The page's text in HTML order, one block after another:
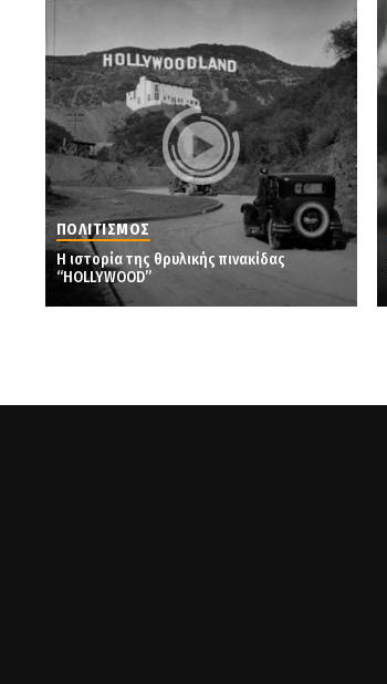
ΠΟΛΙΤΙΣΜΟΣ
Η ιστορία της θρυλικής πινακίδας
“HOLLYWOOD”